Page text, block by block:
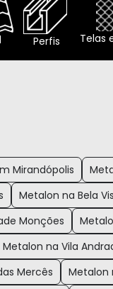
Perfis Telas
Mirandópolis
Metalon na Bela
Monções
Metalon na Vila
Mercês Metalon